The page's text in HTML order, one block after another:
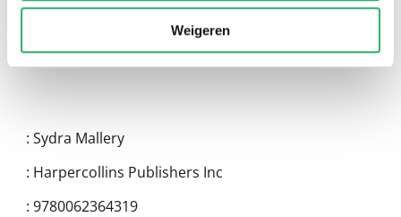
Weigeren
: Sydra Mallery
: Harpercollins Publishers Inc
: 9780062364319